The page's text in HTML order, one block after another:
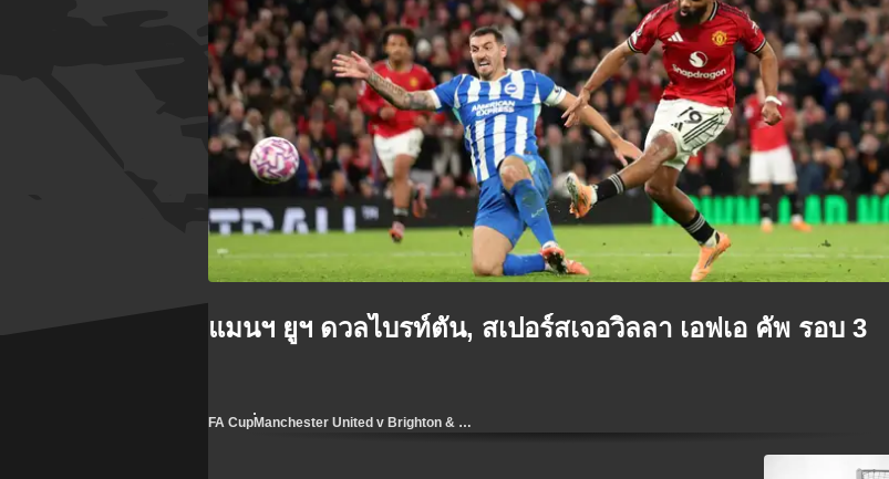
แมนฯ ยูฯ ดวลไบรท์ตัน, สเปอร์สเจอวิลลา เอฟเอ คัพ รอบ 3
FA Cup Manchester United v Brighton & Hove Albion